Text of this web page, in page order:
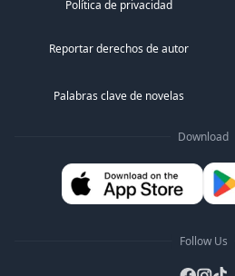
Política de privacidad
Reportar derechos de autor
Palabras clave de novelas
Download
Follow Us